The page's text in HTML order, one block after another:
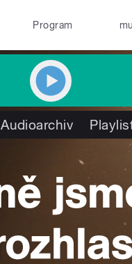
Program
Audioarchiv